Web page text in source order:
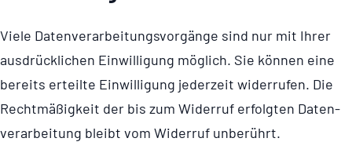
Viele Daten­ver­ar­bei­tungs­vor­gänge sind nur mit Ihrer
ausdrücklichen Einwilligung möglich. Sie können eine
bereits erteilte Einwilligung jederzeit widerrufen. Die
Rechtmäßigkeit der bis zum Widerruf erfolgten Daten­
ver­ar­bei­tung bleibt vom Widerruf unberührt.